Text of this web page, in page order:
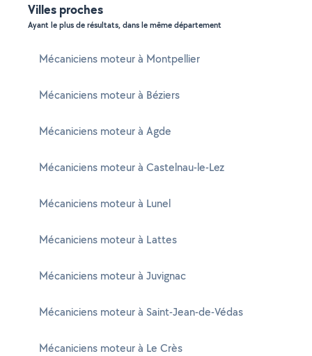
Villes proches
Ayant le plus de résultats, dans le même département
Mécaniciens moteur à Montpellier
Mécaniciens moteur à Béziers
Mécaniciens moteur à Agde
Mécaniciens moteur à Castelnau-le-Lez
Mécaniciens moteur à Lunel
Mécaniciens moteur à Lattes
Mécaniciens moteur à Juvignac
Mécaniciens moteur à Saint-Jean-de-Védas
Mécaniciens moteur à Le Crès